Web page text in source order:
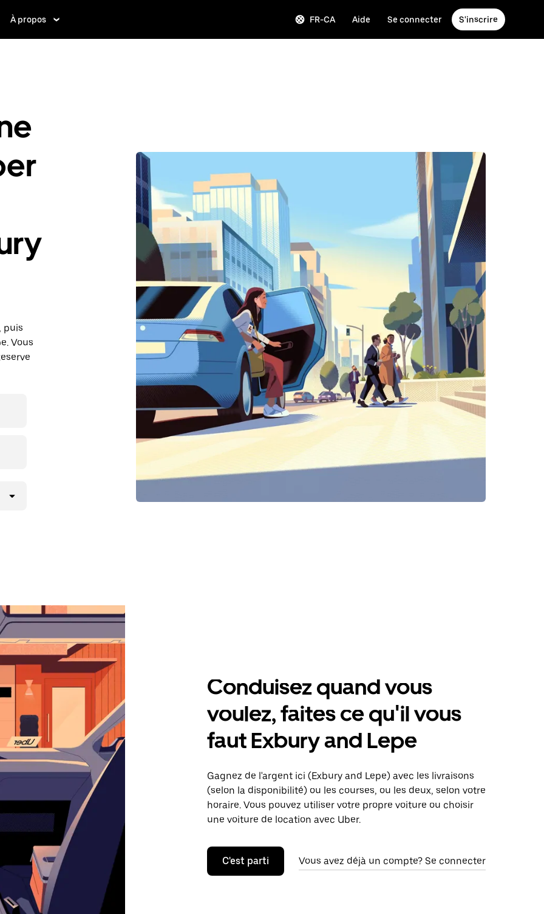
À propos FR-CA Aide Se connecter S'inscrire
puis
Vous
Conduisez quand vous
voulez, faites ce qu'il vous
faut Exbury and Lepe
Gagnez de l'argent ici (Exbury and Lepe) avec les livraisons
(selon la disponibilité) ou les courses, ou les deux, selon votre
horaire. Vous pouvez utiliser votre propre voiture ou choisir
une voiture de location avec Uber.
C'est parti Vous avez déjà un compte? Se connecter